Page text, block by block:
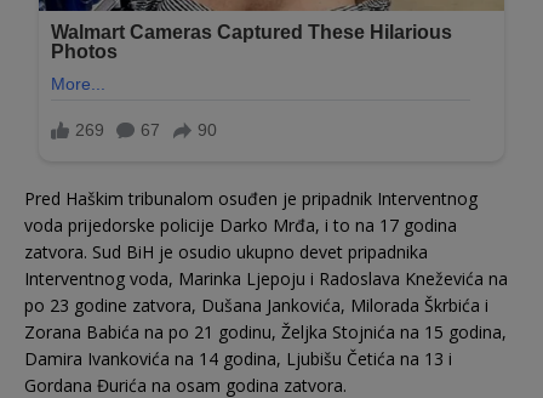
Pred Haškim tribunalom osuđen je pripadnik Interventnog
voda prijedorske policije Darko Mrđa, i to na 17 godina
zatvora. Sud BiH je osudio ukupno devet pripadnika
Interventnog voda, Marinka Ljepoju i Radoslava Kneževića na
po 23 godine zatvora, Dušana Jankovića, Milorada Škrbića i
Zorana Babića na po 21 godinu, Željka Stojnića na 15 godina,
Damira Ivankovića na 14 godina, Ljubišu Četića na 13 i
Gordana Đurića na osam godina zatvora.